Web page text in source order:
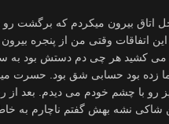
اتفاقات وقتی من از پنجره بیرون
زده بود حسابی شق بود. حسرت
رو با چشم خودم می دیدم. بعد از
شاکی نشه بهش گفتم ناچارم به